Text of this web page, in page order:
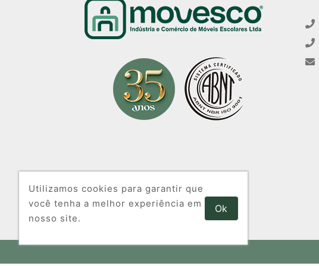
Utilizamos cookies para garantir que
você tenha a melhor experiência em
nosso site.
Ok